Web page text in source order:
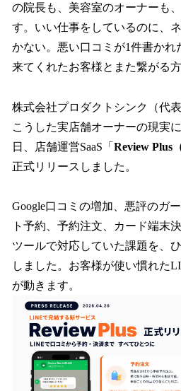
の院長も、美容室のオーナーも
す。いい仕事をしているのに、
かない。悪い口コミが1件書かれ
来てくれたお客様とまた繋がる
株式会社プロダクトシンク（代
こうした実店舗オーナーの現実
日、店舗運営SaaS「 Review Plus
正式リリースしました。
Google口コミの増加、悪評のガ
ト予約、予約注文、カード端
ツールで対応していた課題を、
しました。お客様が使い慣れた
が動きます。